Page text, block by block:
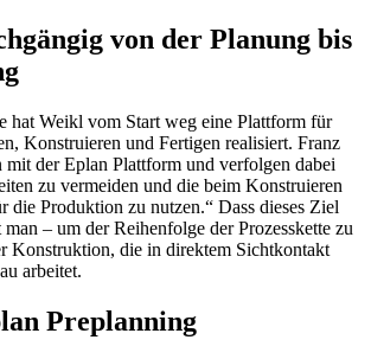
von der Planung bis
hat Weikl vom Start weg eine Plattform für
Konstruieren und Fertigen realisiert. Franz
der Eplan Plattform und verfolgen dabei
zu vermeiden und die beim Konstruieren
die Produktion zu nutzen.“ Dass dieses Ziel
– um der Reihenfolge der Prozesskette zu
Konstruktion, die in direktem Sichtkontakt
arbeitet.
Preplanning